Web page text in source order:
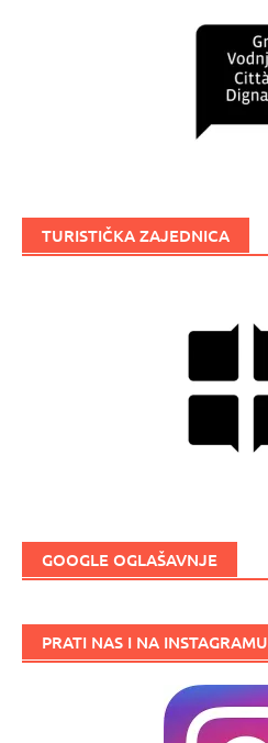
TURISTIČKA ZAJEDNICA
GOOGLE OGLAŠAVNJE
PRATI NAS I NA INSTAGRAMU